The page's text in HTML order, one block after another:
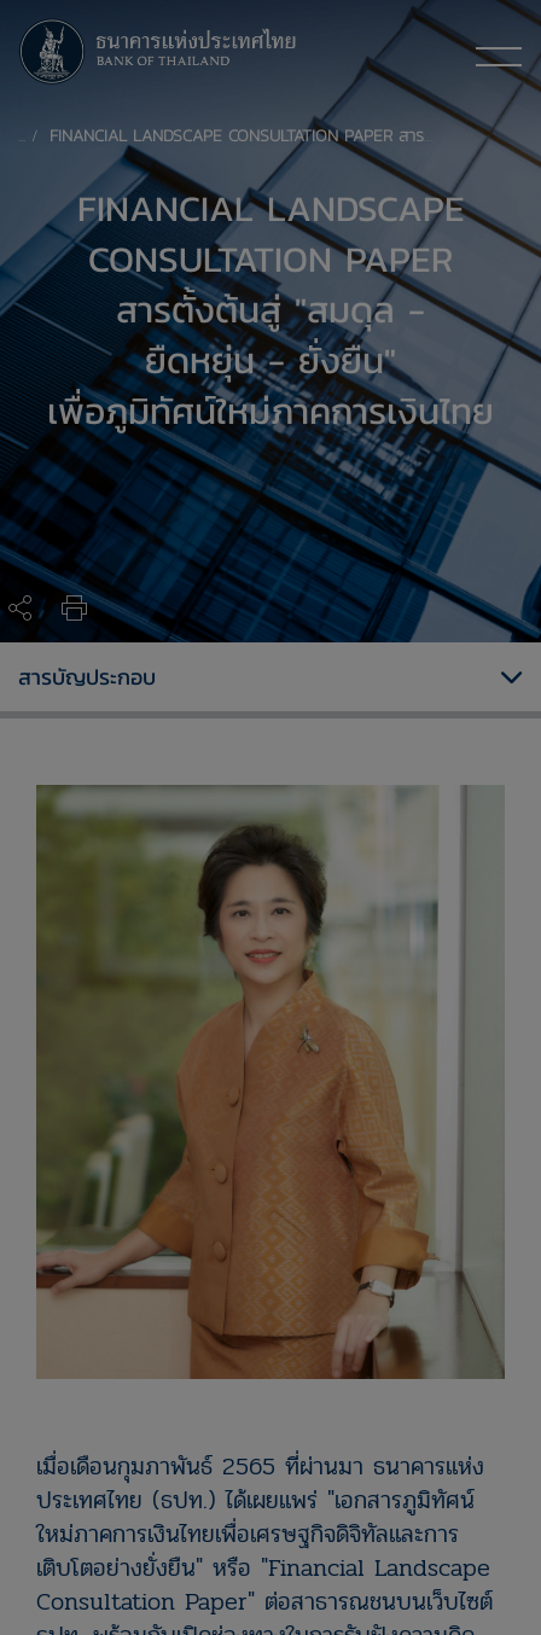
FINANCIAL LANDSCAPE CONSULTATION PAPER สารตั้งต้นสู่ "สมดุล - ยืดหยุ่น - ยั่งยืน" เพื่อภูมิทัศน์ใหม่ภาคการเงินไทย
FINANCIAL LANDSCAPE
CONSULTATION PAPER
สารตั้งต้นสู่ "สมดุล -
ยืดหยุ่น - ยั่งยืน"
เพื่อภูมิทัศน์ใหม่ภาคการเงินไทย
เมื่อเดือนกุมภาพันธ์ 2565 ที่ผ่านมา ธนาคารแห่ง
ประเทศไทย (ธปท.) ได้เผยแพร่ "เอกสารภูมิทัศน์
ใหม่ภาคการเงินไทยเพื่อเศรษฐกิจดิจิทัลและการ
เติบโตอย่างยั่งยืน" หรือ "Financial Landscape
Consultation Paper" ต่อสาธารณชนบนเว็บไซต์
สารบัญประกอบ